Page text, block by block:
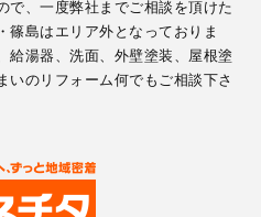
で、一度弊社までご相談を頂けた
篠島はエリア外となっておりま
給湯器、洗面、外壁塗装、屋根塗
いのリフォーム何でもご相談下さ